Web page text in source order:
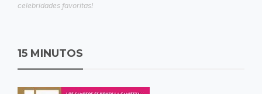
celebridades favoritas!
15 MINUTOS